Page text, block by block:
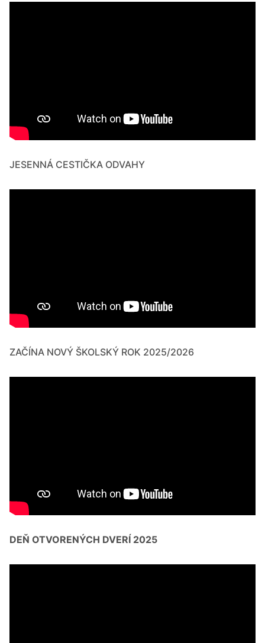
JESENNÁ CESTIČKA ODVAHY
ZAČÍNA NOVÝ ŠKOLSKÝ ROK 2025/2026
DEŇ OTVORENÝCH DVERÍ 2025